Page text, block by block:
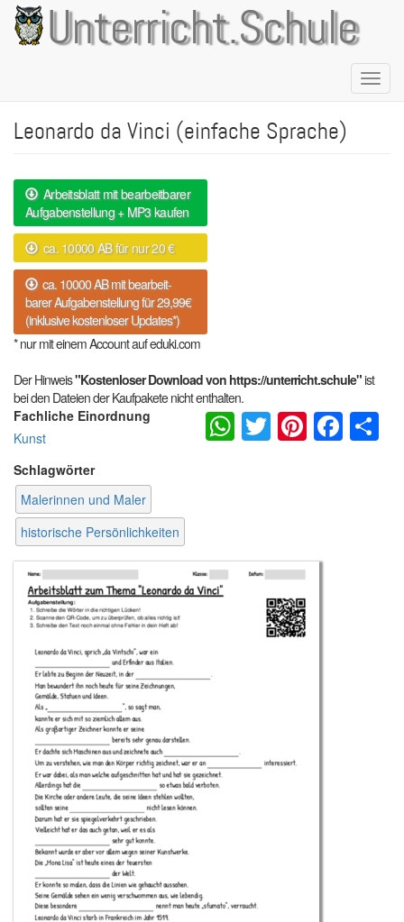
Direkt
zum
Inhalt
Unterricht.Schule
Leonardo da Vinci (einfache Sprache)
Arbeitsblatt mit bearbeitbarer
Aufgabenstellung + MP3 kaufen
ca. 10000 AB für nur 20 €
ca. 10000 AB mit bearbeit-
barer Aufgabenstellung für 29,99€
(inklusive kostenloser Updates*)
* nur mit einem Account auf eduki.com
Der Hinweis"Kostenloser Download von https://unterricht.schule"ist
bei den Dateien der Kaufpakete nicht enthalten.
Fachliche Einordnung
Kunst
Schlagwörter
Malerinnen und Maler
historische Persönlichkeiten
WhatsApp
Twitter